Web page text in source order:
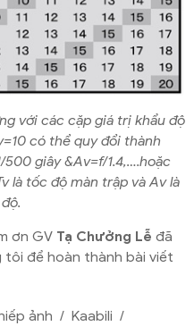
với các cặp giá trị khẩu độ
có thể quy đổi thành
500 giây &Av=f/1.4,….hoặc
là tốc độ màn trập và Av là
ơn GV Tạ Chưởng Lễ đã
để hoàn thành bài viết
ảnh
Kaabili